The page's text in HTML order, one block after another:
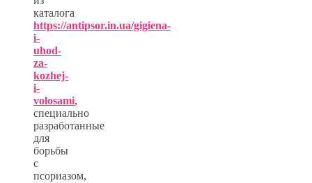
каталога
https://antipsor.in.ua/gigiena-
i-
uhod-
za-
kozhej-
i-
volosami,
специально
разработанные
для
борьбы
с
псориазом,